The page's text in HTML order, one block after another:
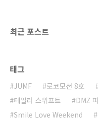
최근 포스트
태그
JUMF 로코모션 8호
테일러 스위프트
DMZ
Smile Love Weekend